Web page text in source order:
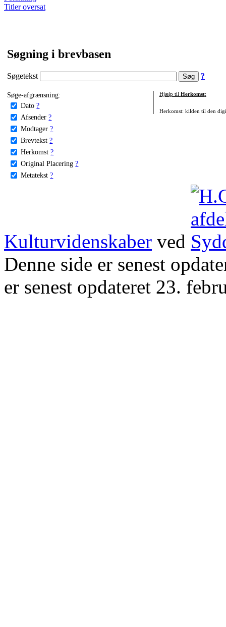
Titler oversat
Søgning i brevbasen
Søgetekst ?
Søge-afgrænsning:
Dato ?
Afsender ?
Modtager ?
Brevtekst ?
Herkomst ?
Original Placering ?
Metatekst ?
Hjælp til Herkomst:
Herkomst: kilden til den
Kulturvidenskaber ved
Denne side er senest
er senest opdateret 23.